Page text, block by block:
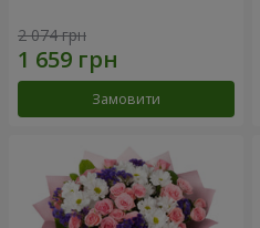
2 074 грн
Замовити